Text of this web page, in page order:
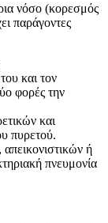
νόσο (κορεσμός
παράγοντες
και τον
φορές την
και
πυρετού.
ή
πνευμονία